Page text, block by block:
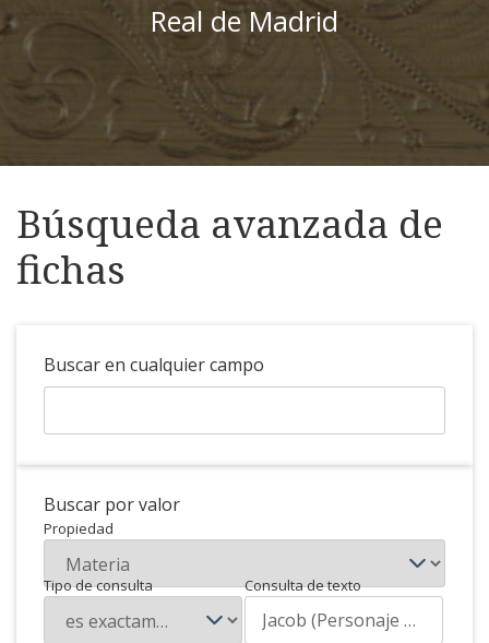
Real de Madrid
Búsqueda avanzada de
fichas
Buscar en cualquier campo
Buscar por valor
Propiedad
Tipo de consulta Consulta de texto